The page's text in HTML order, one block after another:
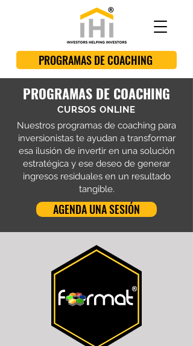
PROGRAMAS DE COACHING
PROGRAMAS DE COACHING
CURSOS ONLINE
Nuestros programas de coaching para
inversionistas te ayudan a transformar
esa ilusión de invertir en una solución
estratégica y ese deseo de generar
ingresos residuales en un resultado
tangible.
AGENDA UNA SESIÓN